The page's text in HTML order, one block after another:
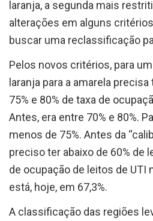
alterações em alguns critérios
buscar uma reclassificação
Pelos novos critérios, para
laranja para a amarela precisa
75% e 80% de taxa de
Antes, era entre 70% e 80%.
menos de 75%. Antes da
preciso ter abaixo de 60% de
de ocupação de leitos de UTI
está, hoje, em 67,3%.
A classificação das regiões
consideração variação de